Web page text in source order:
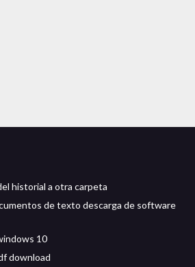
historial a otra carpeta
de texto descarga de software
10
download